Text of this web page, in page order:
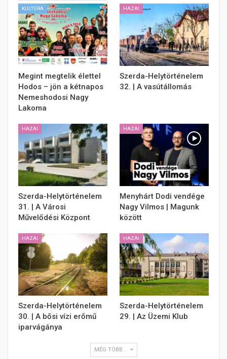
KULTÚRA
Megint megtelik élettel
Hodos – jön a kétnapos
Nemeshodosi Nagy
Lakoma
HAZAI
Szerda-Helytörténelem
32. | A vasútállomás
HAZAI
Szerda-Helytörténelem
31. | A Városi
Művelődési Központ
HAZAI
Menyhárt Dodi vendége
Nagy Vilmos | Magunk
között
HAZAI
Szerda-Helytörténelem
30. | A bősi vízi erőmű
iparvágánya
HAZAI
Szerda-Helytörténelem
29. | Az Üzemi Klub
MÉG TÖBB...